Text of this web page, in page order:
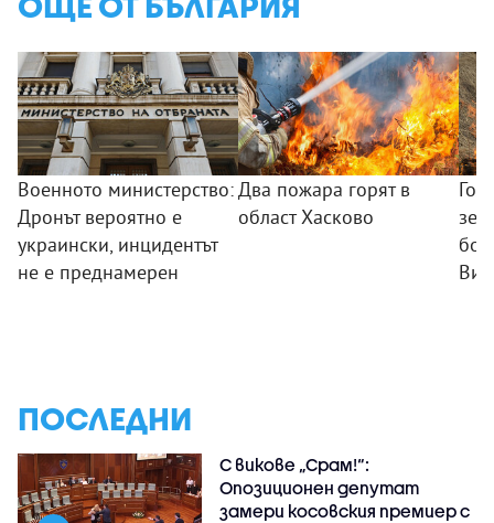
Военното министерство:
Дронът вероятно е
украински, инцидентът
не е преднамерен
Два пожара горят в
област Хасково
ПОСЛЕДНИ
С викове „Срам!“:
Опозиционен депутат
замери косовския премиер с